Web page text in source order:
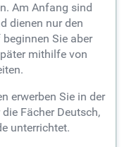
Am Anfang sind
dienen nur den
Sie aber
mithilfe von
erwerben Sie in der
Fächer Deutsch,
unterrichtet.